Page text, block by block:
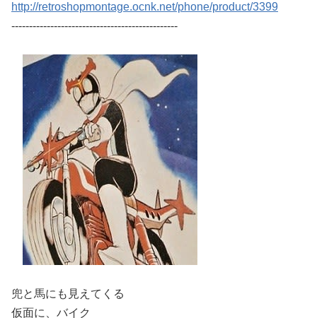
http://retroshopmontage.ocnk.net/phone/product/3399
-----------------------------------------------
兜と馬にも見えてくる
仮面に、バイク